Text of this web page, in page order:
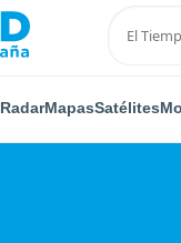
RadarMapasSatélites